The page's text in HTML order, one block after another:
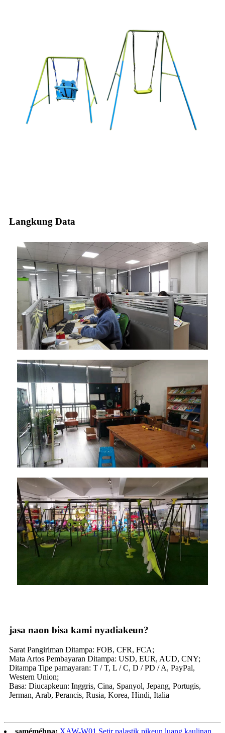
Langkung Data
jasa naon bisa kami nyadiakeun?
Sarat Pangiriman Ditampa: FOB, CFR, FCA;
Mata Artos Pembayaran Ditampa: USD, EUR, AUD, CNY;
Ditampa Tipe pamayaran: T / T, L / C, D / PD / A, PayPal,
Western Union;
Basa: Diucapkeun: Inggris, Cina, Spanyol, Jepang, Portugis,
Jerman, Arab, Perancis, Rusia, Korea, Hindi, Italia
saméméhna: XAW-W01 Setir palastik pikeun luang kaulinan